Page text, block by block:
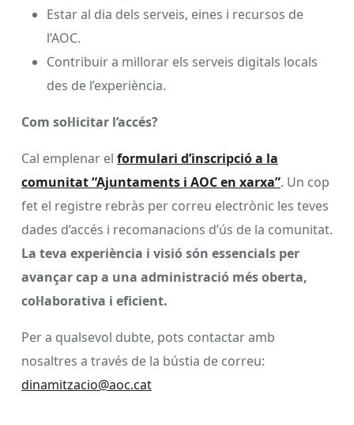
Estar al dia dels serveis, eines i recursos de
l’AOC.
Contribuir a millorar els serveis digitals locals
des de l’experiència.
Com sol·licitar l’accés?
Cal emplenar el formulari d’inscripció a la
comunitat “Ajuntaments i AOC en xarxa”. Un cop
fet el registre rebràs per correu electrònic les teves
dades d’accés i recomanacions d’ús de la comunitat.
La teva experiència i visió són essencials per
avançar cap a una administració més oberta,
col·laborativa i eficient.
Per a qualsevol dubte, pots contactar amb
nosaltres a través de la bústia de correu:
dinamitzacio@aoc.cat